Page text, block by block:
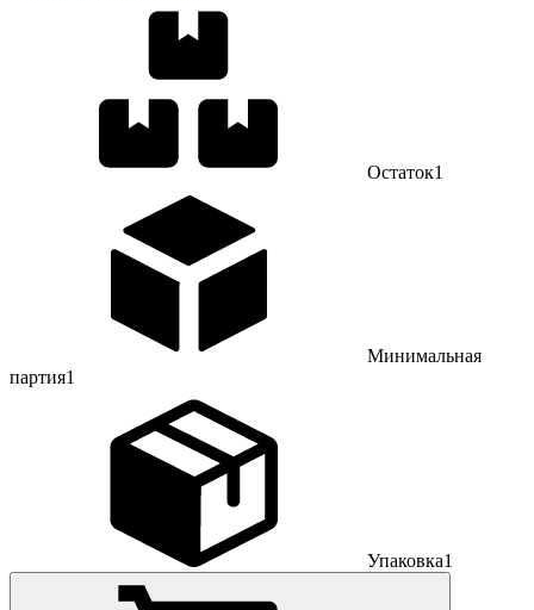
Остаток1
Минимальная
партия1
Упаковка1